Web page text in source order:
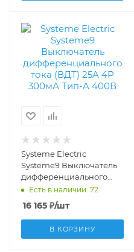
Systeme Electric
Systeme9 Выключатель
дифференциального
тока (ВДТ) 25A 4P 300мА
Тип-A 400В S9R24425
Есть в наличии: 72
16 165 ₽/шт
В КОРЗИНУ